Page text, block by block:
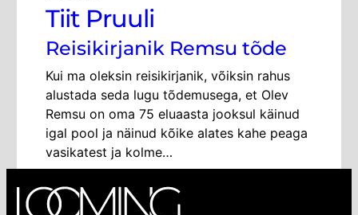
Tiit Pruuli
Reisikirjanik Remsu tõde
Kui ma oleksin reisikirjanik, võiksin rahus
alustada seda lugu tõdemusega, et Olev
Remsu on oma 75 eluaasta jooksul käinud
igal pool ja näinud kõike alates kahe peaga
vasikatest ja kolme…